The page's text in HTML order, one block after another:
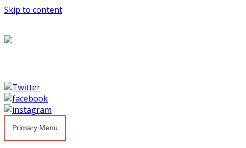
Skip to content
Primary Menu